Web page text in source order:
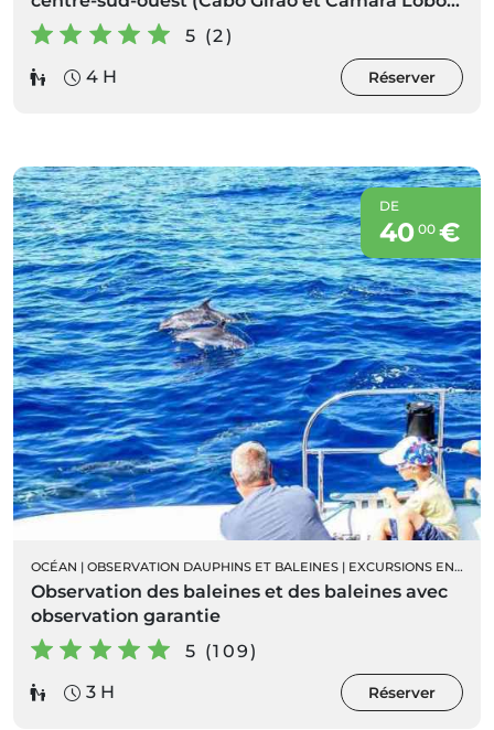
demi-journée
5 (2)
4 H
Réserver
DE
40 00€
OCÉAN | OBSERVATION DAUPHINS ET BALEINES | EXCURSIONS EN BATEAU
Observation des baleines et des baleines avec
observation garantie
5 (109)
3 H
Réserver